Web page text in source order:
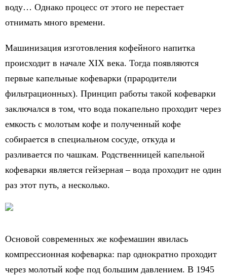
воду… Однако процесс от этого не перестает
отнимать много времени.
Машинизация изготовления кофейного напитка
происходит в начале XIX века. Тогда появляются
первые капельные кофеварки (прародители
фильтрационных). Принцип работы такой кофеварки
заключался в том, что вода покапельно проходит через
емкость с молотым кофе и полученный кофе
собирается в специальном сосуде, откуда и
разливается по чашкам. Родственницей капельной
кофеварки является гейзерная – вода проходит не один
раз этот путь, а несколько.
Основой современных же кофемашин явилась
компрессионная кофеварка: пар однократно проходит
через молотый кофе под большим давлением. В 1945